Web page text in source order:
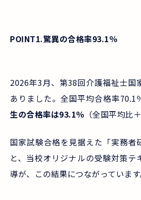
POINT1.驚異の合格率93.1％
2026年3月、第38回介護福祉士国
ありました。全国平均合格率70.1
生の合格率は93.1％ （全国平均比
国家試験合格を見据えた「実務者
と、当校オリジナルの受験対策テ
導が、この結果につながっています